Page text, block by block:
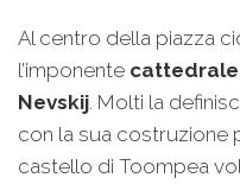
Al centro della piazza
l’imponente cattedrale
Nevskij. Molti la
con la sua costruzione
castello di Toompea